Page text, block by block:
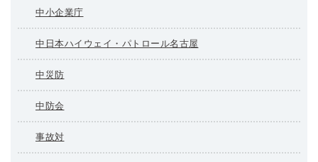
中小企業庁
中日本ハイウェイ・パトロール名古屋
中災防
中防会
事故対